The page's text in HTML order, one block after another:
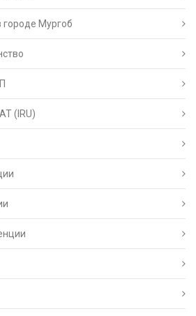
городе Мургоб
(IRU)